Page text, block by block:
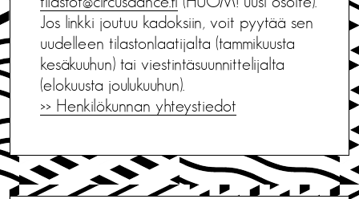
Jos linkki joutuu kadoksiin, voit pyytää sen
uudelleen tilastonlaatijalta (tammikuusta
kesäkuuhun) tai viestintäsuunnittelijalta
(elokuusta joulukuuhun).
>> Henkilökunnan yhteystiedot